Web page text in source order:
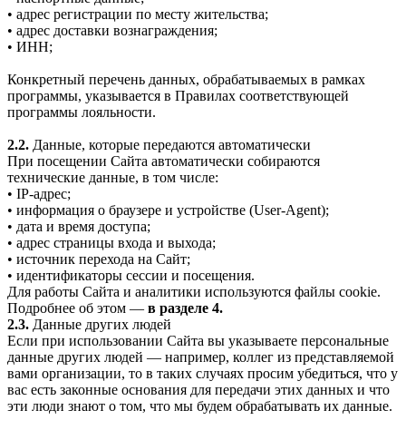
• адрес регистрации по месту жительства;
• адрес доставки вознаграждения;
• ИНН;
Конкретный перечень данных, обрабатываемых в рамках
программы, указывается в Правилах соответствующей
программы лояльности.
2.2. Данные, которые передаются автоматически
При посещении Сайта автоматически собираются
технические данные, в том числе:
• IP-адрес;
• информация о браузере и устройстве (User-Agent);
• дата и время доступа;
• адрес страницы входа и выхода;
• источник перехода на Сайт;
• идентификаторы сессии и посещения.
Для работы Сайта и аналитики используются файлы cookie.
Подробнее об этом — в разделе 4.
2.3. Данные других людей
Если при использовании Сайта вы указываете персональные
данные других людей — например, коллег из представляемой
вами организации, то в таких случаях просим убедиться, что у
вас есть законные основания для передачи этих данных и что
эти люди знают о том, что мы будем обрабатывать их данные.